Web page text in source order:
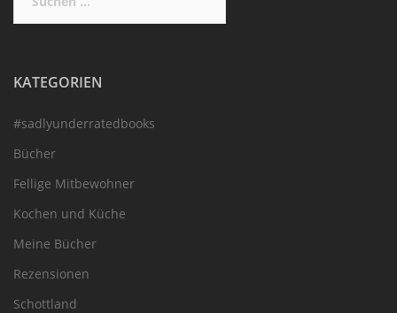
nach:
KATEGORIEN
#sadlyunderratedbooks
Bücher
Fellige Mitbewohner
Kochen und Küche
Meine Bücher
Rezensionen
Schottland